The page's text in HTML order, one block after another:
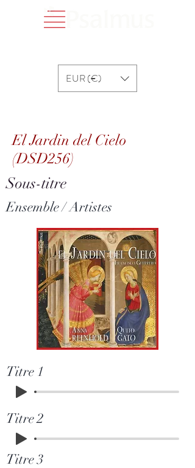
EUR (€)
El Jardin del Cielo
(DSD256)
Sous-titre
Ensemble / Artistes
Titre 1
Titre 2
Titre 3